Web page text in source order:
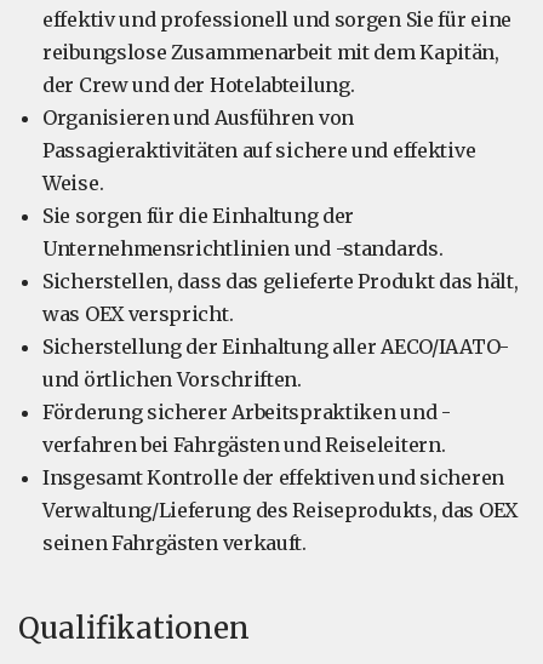
effektiv und professionell und sorgen Sie für eine
reibungslose Zusammenarbeit mit dem Kapitän,
der Crew und der Hotelabteilung.
Organisieren und Ausführen von
Passagieraktivitäten auf sichere und effektive
Weise.
Sie sorgen für die Einhaltung der
Unternehmensrichtlinien und -standards.
Sicherstellen, dass das gelieferte Produkt das hält,
was OEX verspricht.
Sicherstellung der Einhaltung aller AECO/IAATO-
und örtlichen Vorschriften.
Förderung sicherer Arbeitspraktiken und -
verfahren bei Fahrgästen und Reiseleitern.
Insgesamt Kontrolle der effektiven und sicheren
Verwaltung/Lieferung des Reiseprodukts, das OEX
seinen Fahrgästen verkauft.
Qualifikationen